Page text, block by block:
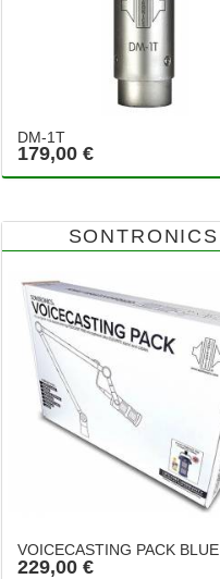
DM-1T
179,00 €
SONTRONICS
VOICECASTING PACK BLUE
229,00 €